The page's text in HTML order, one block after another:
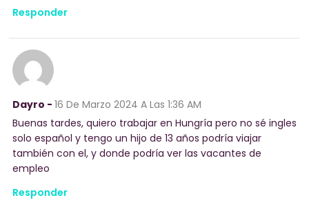
Responder
Dayro - 16 De Marzo 2024 A Las 1:36 AM
Buenas tardes, quiero trabajar en Hungría pero no sé ingles
solo español y tengo un hijo de 13 años podría viajar
también con el, y donde podría ver las vacantes de
empleo
Responder